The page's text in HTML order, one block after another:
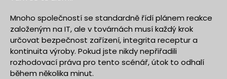
Mnoho společností se standardně řídí plánem reakce
založeným na IT, ale v továrnách musí každý krok
určovat bezpečnost zařízení, integrita receptur a
kontinuita výroby. Pokud jste nikdy nepřiřadili
rozhodovací práva pro tento scénář, útok to odhalí
během několika minut.